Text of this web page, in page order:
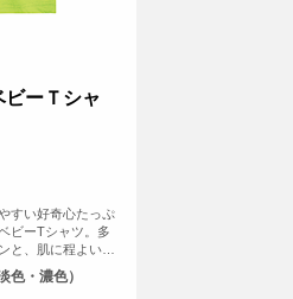
ーＴシャ
すい好奇心たっぷ
ビーTシャツ。多
と、肌に程よい着
作れます♪
色・濃色）